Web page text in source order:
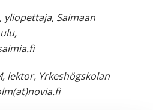
yliopettaja, Saimaan
lektor, Yrkeshögskolan